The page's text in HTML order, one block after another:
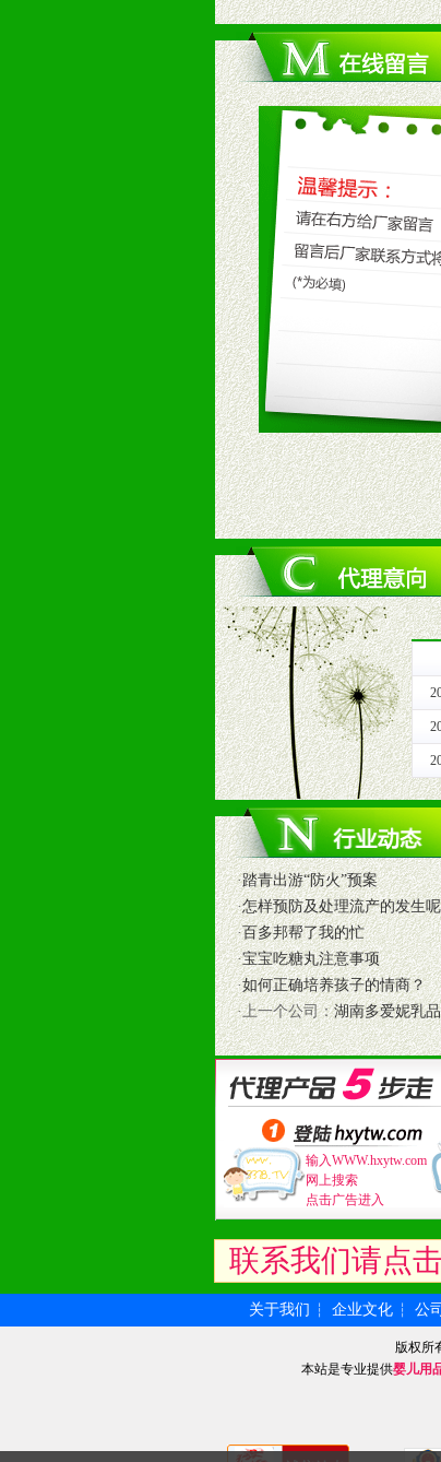
3、具备区域内良好的终端网
4、具备一定业务团队能力覆
5、具备较强的市场操作意识
八、品牌产品
1、不断提升品牌的知名度，美
2、不断开创新产品不断满足
九、加盟优势
1、广告企划支持：产品手册
场武器。
2、市场保护支持：供优质产
3、对代理商、经销商提供公
4、营销技术支持：因地制宜
5、返利奖励支持：累计进货
6、售后服务支持：营销全程
7、退换货支持：诚信为本的
十、代理条件
1、拥有婴幼儿产品经销网络
2、认同公司产品及经营理念
3、严格按照统一最低渠道价
4、具有一定的资金实力，良
5、为维护区域经销商利益，
十一、公司支持
1、免费人员培训支持
由销售明星、业务拓展能手
2、终端宣传品支持
提供全国统一的产品手册、
3、大型促销活动支持
根据市场开发需要，为代理
专业的孕婴童媒体、杂志、
专业的孕婴童媒体、杂志、
4、专业完善的售后服务支持
5、确保经销商相应区域内的
6、实施经营管理支持，根据
7、严格控制价格的波动，并
8、提供合理的退换货保障制
9、及时有力的推出各种终端
拉宝、海报、试用装等）
10、提供信息支持，使经销
11、提供方便、快捷、灵活
12、不断寻求国际前缘产品
和终端客户提供更好的支持和
十二、加盟方法
1、通过电话、邮件、网上留
2、与我公司相关人员取得联
3、加盟者也可到我公司实地
·踏青出游“防火”预案
·怎样预防及处理流产的发生
·百多邦帮了我的忙
·宝宝吃糖丸注意事项
·如何正确培养孩子的情商？
·上一个公司：湖南多爱妮乳
输入WWW.hxytw.com
网上搜索
点击广告进入
联系我们请点
关于我们 ┆ 企业文化 ┆ 公
版权所
本站是专业提供婴儿用